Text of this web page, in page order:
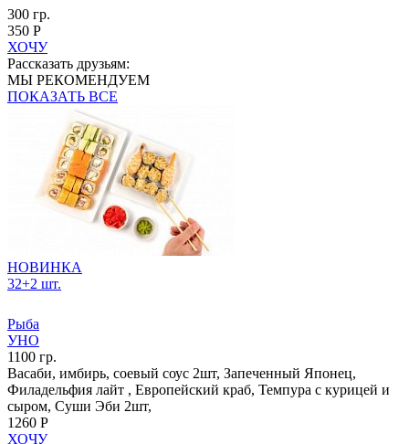
300 гр.
350 Р
ХОЧУ
Рассказать друзьям:
МЫ РЕКОМЕНДУЕМ
ПОКАЗАТЬ ВСЕ
НОВИНКА
32+2 шт.
Рыба
УНО
1100 гр.
Васаби, имбирь, соевый соус 2шт, Запеченный Японец,
Филадельфия лайт , Европейский краб, Темпура с курицей и
сыром, Суши Эби 2шт,
1260 Р
ХОЧУ